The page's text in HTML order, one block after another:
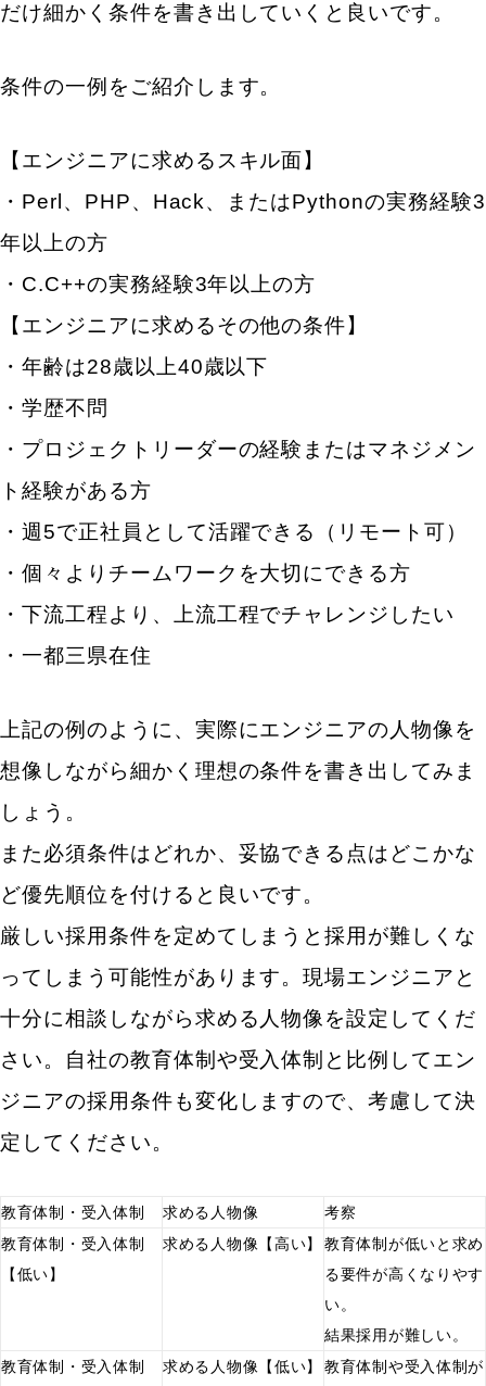
ソーシャルリクルーティング(SNS)を活用する
「入りたい」と思ってもらえる面接体制を整える
１〜２次面接は必ず現場のエンジニアに入ってもら
う
コーディングテストを導入して効率化を図る
優秀なエンジニアかを判断するための適切な質問を
これまでに開発したサービスを教えてください。
使用経験のある言語やサーバーを教えてください。
経験あるポジションで最も責任範囲が広かったもの
を教えてください。
きたかを教えてください。
エンジニア採用に成功した企業事例
応募数を獲得できターゲットに合った人材を獲得
し、ターゲットとしていた若手のエンジニア経験者
の採用に成功
エンジニアの働き方が多様化しているという現実を事
前に認識しておく
優秀なエンジニアが転職時に企業を評価する3つのポ
イント
どのような企業文化でどのような組織づくりをして
技術を正当に評価してもらえるかどうか
柔軟な働き方ができる環境が整っているか
それでもエンジニアの採用に苦戦している時に見直し
採用条件を緩和し、ターゲットを拡大する
採用ブランディングを強化しチャネルを拡大する
人事担当者のエンジニアに関する知識を増やす
応募から内定までフローを簡略化し選考スピードを
上げる
だけ細かく条件を書き出していくと良いです。
条件の一例をご紹介します。
【エンジニアに求めるスキル面】
・Perl、PHP、Hack、またはPythonの実務経験3
年以上の方
・C.C++の実務経験3年以上の方
【エンジニアに求めるその他の条件】
・年齢は28歳以上40歳以下
・学歴不問
・プロジェクトリーダーの経験またはマネジメン
ト経験がある方
・週5で正社員として活躍できる（リモート可）
・個々よりチームワークを大切にできる方
・下流工程より、上流工程でチャレンジしたい
・一都三県在住
上記の例のように、実際にエンジニアの人物像を
想像しながら細かく理想の条件を書き出してみま
しょう。
また必須条件はどれか、妥協できる点はどこかな
ど優先順位を付けると良いです。
厳しい採用条件を定めてしまうと採用が難しくな
ってしまう可能性があります。現場エンジニアと
十分に相談しながら求める人物像を設定してくだ
さい。自社の教育体制や受入体制と比例してエン
ジニアの採用条件も変化しますので、考慮して決
定してください。
教育体制・受入体制 求める人物像
考察
教育体制・受入体制
【低い】
求める人物像【高い】
教育体制が低いと求め
る要件が高くなりやす
い。
結果採用が難しい。
教育体制・受入体制
求める人物像【低い】
教育体制や受入体制が